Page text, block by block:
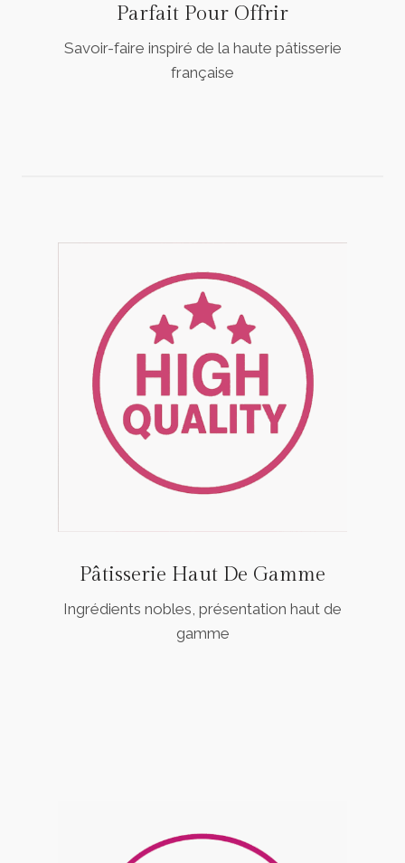
Parfait Pour Offrir
Savoir-faire inspiré de la haute pâtisserie
française
Pâtisserie Haut De Gamme
Ingrédients nobles, présentation haut de
gamme